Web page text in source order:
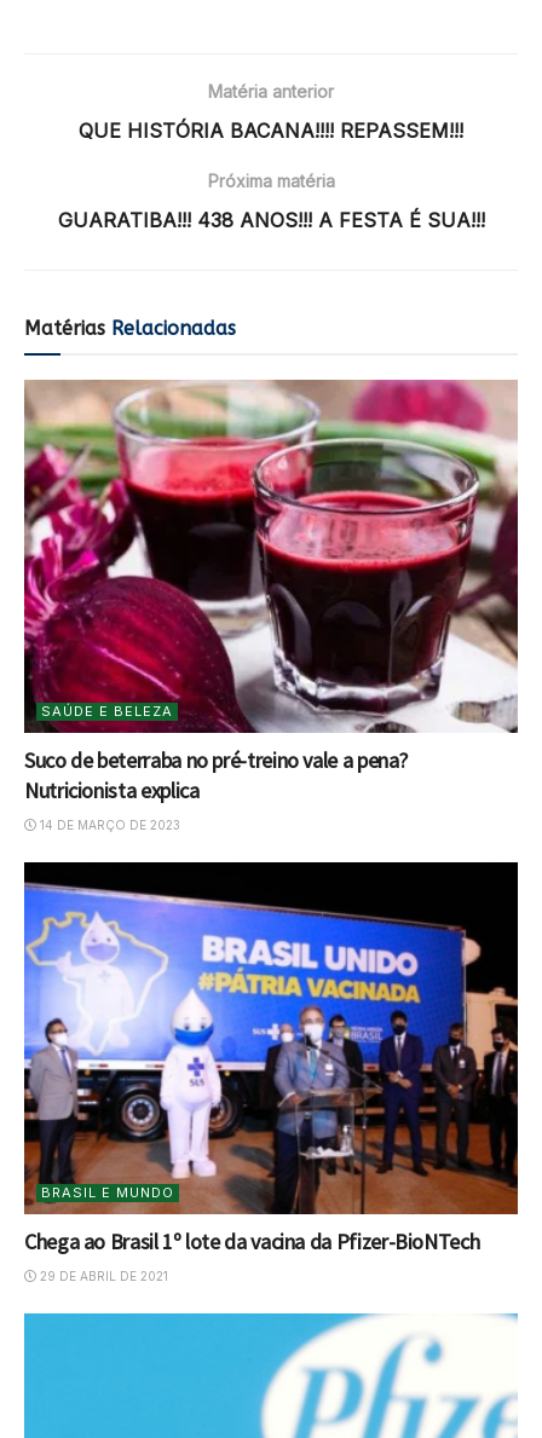
Matéria anterior
QUE HISTÓRIA BACANA!!!! REPASSEM!!!
Próxima matéria
GUARATIBA!!! 438 ANOS!!! A FESTA É SUA!!!
Matérias Relacionadas
SAÚDE E BELEZA
Suco de beterraba no pré-treino vale a pena?
Nutricionista explica
14 DE MARÇO DE 2023
BRASIL E MUNDO
Chega ao Brasil 1º lote da vacina da Pfizer-BioNTech
29 DE ABRIL DE 2021